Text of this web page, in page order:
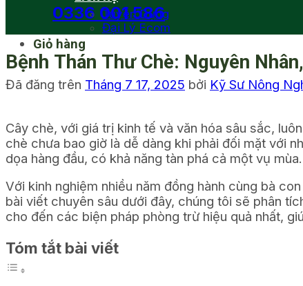
0336 001 586
Giỏ hàng
Tuyển Dụng
Đại Lý Ecom
Bệnh Thán Thư Chè: Nguyên
Đã đăng trên Tháng 7 17, 2025 bởi Kỹ Sư Nông
Cây chè, với giá trị kinh tế và văn hóa sâu sắc,
chè chưa bao giờ là dễ dàng khi phải đối mặt với
dọa hàng đầu, có khả năng tàn phá cả một vụ mùa.
Với kinh nghiệm nhiều năm đồng hành cùng bà
bài viết chuyên sâu dưới đây, chúng tôi sẽ phân
cho đến các biện pháp phòng trừ hiệu quả nhất,
Tóm tắt bài viết